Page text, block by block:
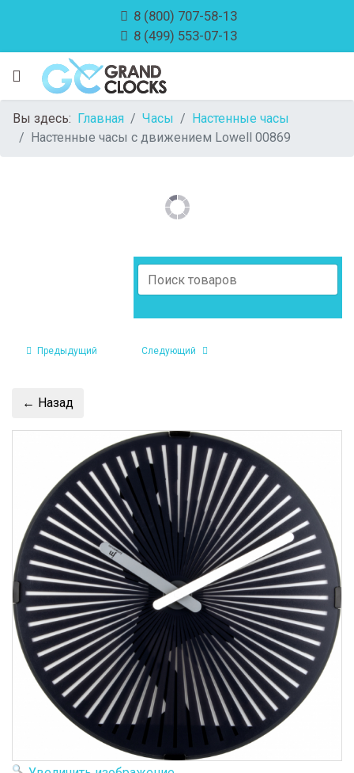
8 (800) 707-58-13
8 (499) 553-07-13
Вы здесь: Главная Часы
Настенные часы
Настенные часы c движением Lowell 00869
Предыдущий Следующий